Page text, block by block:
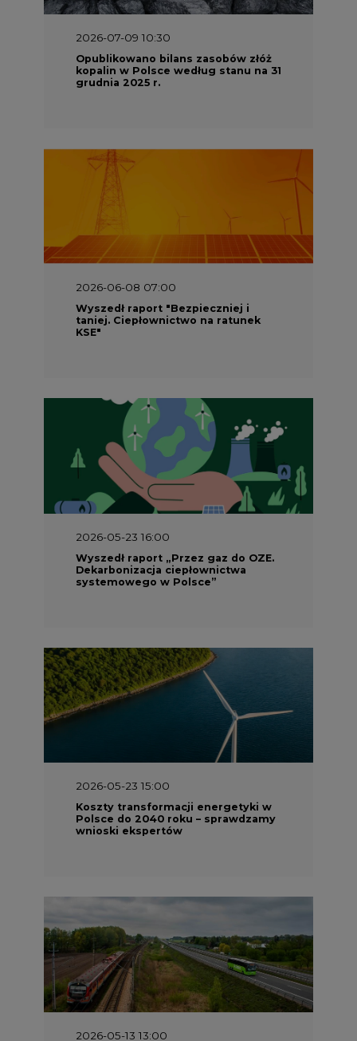
kopalin w Polsce według stanu na 31
2026-06-08 07:00
taniej. Ciepłownictwo na ratunek
2026-05-23 16:00
Wyszedł raport „Przez gaz do OZE.
Dekarbonizacja ciepłownictwa
systemowego w Polsce”
Koszty transformacji energetyki w
Polsce do 2040 roku – sprawdzamy
2026-05-13 13:00
FLIX opublikował raport
zrównoważonego rozwoju 2025